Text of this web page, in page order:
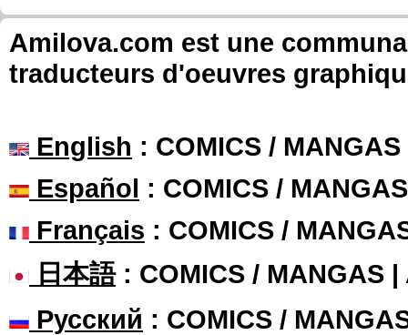
Amilova.com est une
traducteurs d'oeuvres
English : COMICS /
Español : COMICS /
Français : COMICS /
日本語: COMICS / MANGAS |
Русский : COMICS /